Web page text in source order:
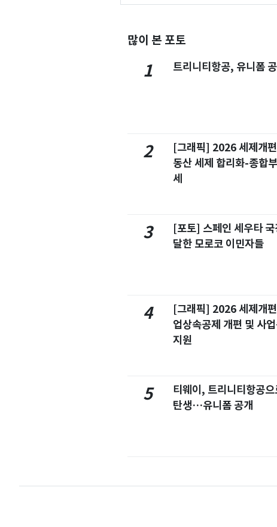
많이 본 포토
1 트리니티항공, 유니폼
2
[그래픽] 2026 세제개
동산 세제 합리화-종합
세
3
[포토] 스페인 세우타 국
달한 모로코 이민자들
4
[그래픽] 2026 세제개
업상속공제 개편 및 사업
지원
5
티웨이, 트리니티항공으
탄생…유니폼 공개